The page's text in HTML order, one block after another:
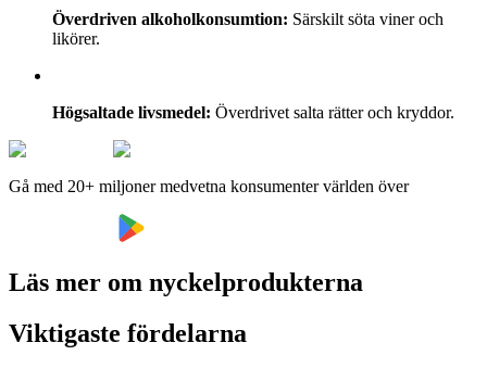
Överdriven alkoholkonsumtion: Särskilt söta viner och
likörer.
Högsaltade livsmedel: Överdrivet salta rätter och kryddor.
Gå med 20+ miljoner medvetna konsumenter världen över
Läs mer om nyckelprodukterna
Viktigaste fördelarna